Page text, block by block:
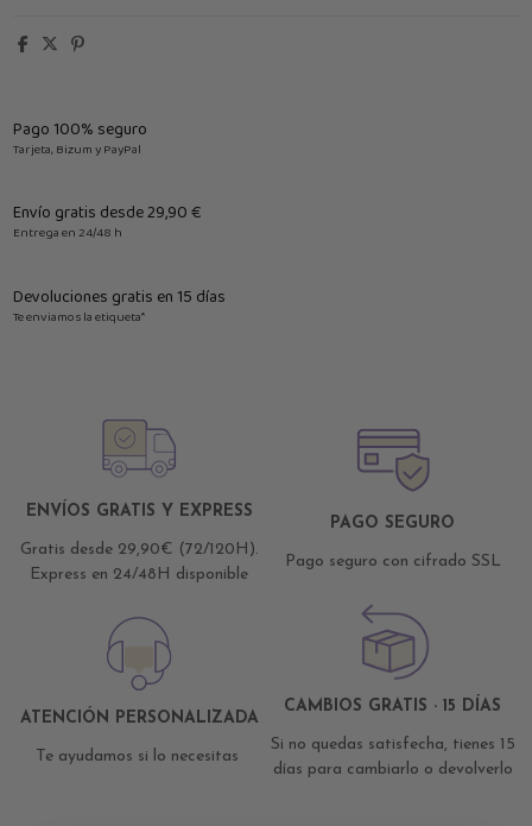
Pago 100% seguro
Tarjeta, Bizum y PayPal
Envío gratis desde 29,90 €
Entrega en 24/48 h
Devoluciones gratis en 15 días
Te enviamos la etiqueta*
ENVÍOS GRATIS Y EXPRESS
Gratis desde 29,90€ (72/120H).
Express en 24/48H disponible
PAGO SEGURO
Pago seguro con cifrado SSL
ATENCIÓN PERSONALIZADA
Te ayudamos si lo necesitas
CAMBIOS GRATIS · 15 DÍAS
Si no quedas satisfecha, tienes 15
días para cambiarlo o devolverlo